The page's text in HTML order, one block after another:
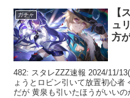
ガチャ
【
ュ
方
482: スタレZZZ速報 2024/11/
ょうとロビン引いて放置初心者
だが 黄泉も引いたほうがいい